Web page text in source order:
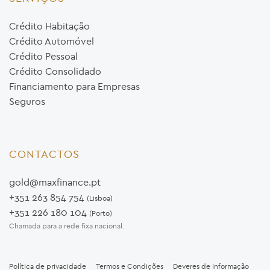
Crédito Habitação
Crédito Automóvel
Crédito Pessoal
Crédito Consolidado
Financiamento para Empresas
Seguros
CONTACTOS
gold@maxfinance.pt
+351 263 854 754 (Lisboa)
+351 226 180 104 (Porto)
Chamada para a rede fixa nacional.
Política de privacidade Termos e Condições Deveres de Informação